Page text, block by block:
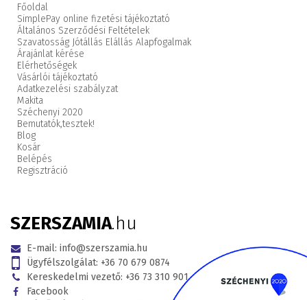
Főoldal
SimplePay online fizetési tájékoztató
Általános Szerződési Feltételek
Szavatosság Jótállás Elállás Alapfogalmak
Árajánlat kérése
Elérhetőségek
Vásárlói tájékoztató
Adatkezelési szabályzat
Makita
Széchenyi 2020
Bemutatók,tesztek!
Blog
Kosár
Belépés
Regisztráció
SZERSZAMIA.hu
E-mail: info@szerszamia.hu
Ügyfélszolgálat: +36 70 679 0874
Kereskedelmi vezető: +36 73 310 901
Facebook